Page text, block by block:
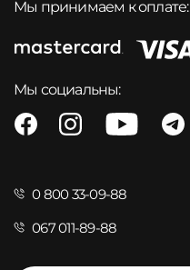
Мы принимаем к оплате:
Мы социальны:
0 800 33-09-88
067 011-89-88